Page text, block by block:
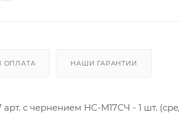
ОПЛАТА НАШИ ГАРАНТИИ
с чернением НС-М17СЧ - 1 шт.